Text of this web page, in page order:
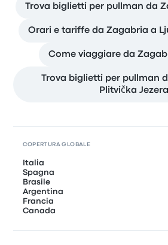
Trova biglietti per pullman da
Orari e tariffe da Zagabria a
Come viaggiare da
Trova biglietti per pullman
Plitvička Jezera
COPERTURA GLOBALE
Italia
Spagna
Brasile
Argentina
Francia
Canada